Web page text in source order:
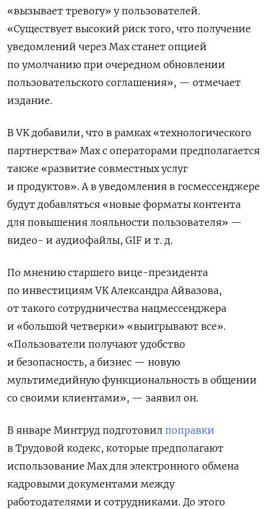
«вызывает тревогу» у пользователей.
«Существует высокий риск того, что получение
уведомлений через Max станет опцией
по умолчанию при очередном обновлении
пользовательского соглашения», — отмечает
издание.
В VK добавили, что в рамках «технологического
партнерства» Max с операторами предполагается
также «развитие совместных услуг
и продуктов». А в уведомления в госмессенджере
будут добавляться «новые форматы контента
для повышения лояльности пользователя» —
видео- и аудиофайлы, GIF и т. д.
По мнению старшего вице-президента
по инвестициям VK Александра Айвазова,
от такого сотрудничества нацмессенджера
и «большой четверки» «выигрывают все».
«Пользователи получают удобство
и безопасность, а бизнес — новую
мультимедийную функциональность в общении
со своими клиентами», — заявил он.
В январе Минтруд подготовил поправки
в Трудовой кодекс, которые предполагают
использование Max для электронного обмена
кадровыми документами между
работодателями и сотрудниками. До этого